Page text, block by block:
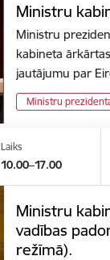
Ministru
Ministru
kabineta
jautājumu par
Ministru
Laiks
10.00–17.00
Ministru
vadības
režīmā).